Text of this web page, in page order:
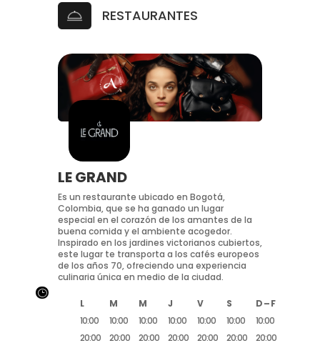
RESTAURANTES
LE GRAND
Es un restaurante ubicado en Bogotá,
Colombia, que se ha ganado un lugar
especial en el corazón de los amantes de la
buena comida y el ambiente acogedor.
Inspirado en los jardines victorianos cubiertos,
este lugar te transporta a los cafés europeos
de los años 70, ofreciendo una experiencia
culinaria única en medio de la ciudad.
L M M J V S
D – F
10:00
20:00
10:00
20:00
10:00
20:00
10:00
20:00
10:00
20:00
10:00
20:00
10:00
20:00
}